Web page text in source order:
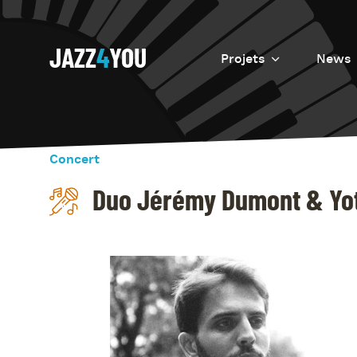
JAZZ4YOU Projets
Introduction
Resurrection
News
Concert
Duo Jérémy Dumont &